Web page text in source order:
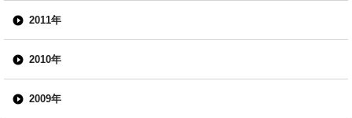
2011年
2010年
2009年